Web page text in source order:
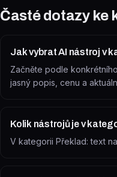
Časté dotazy ke
Jak vybrat AI nástroj v
Začněte podle
jasný popis, cenu a
Kolik nástrojů je v
V kategorii Překlad: text